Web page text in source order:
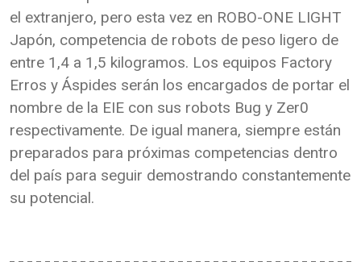
el extranjero, pero esta vez en ROBO-ONE LIGHT
Japón, competencia de robots de peso ligero de
entre 1,4 a 1,5 kilogramos. Los equipos Factory
Erros y Áspides serán los encargados de portar el
nombre de la EIE con sus robots Bug y Zer0
respectivamente. De igual manera, siempre están
preparados para próximas competencias dentro
del país para seguir demostrando constantemente
su potencial.